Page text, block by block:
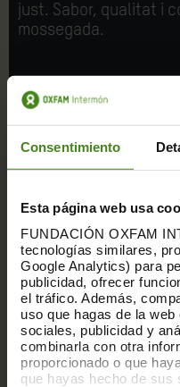
Consentimiento
Esta página web usa
FUNDACIÓN OXFAM
tecnologías similares,
Google Analytics) para
publicidad, ofrecer
el tráfico. Además,
uso que hagas de la
sociales, publicidad y
combinarla con otra
proporcionado o que
que hayas hecho de sus
just. Sabor, qualitat i
mossegada.